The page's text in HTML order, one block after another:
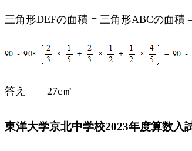
三角形DEFの面積 = 三角形ABCの面積
答え 27c㎡
東洋大学京北中学校2023年度算数